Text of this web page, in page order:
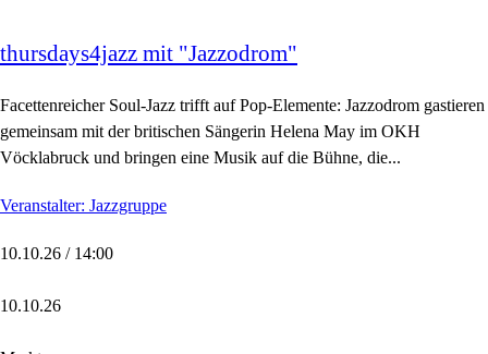
thursdays4jazz mit "Jazzodrom"
Facettenreicher Soul-Jazz trifft auf Pop-Elemente: Jazzodrom gastieren
gemeinsam mit der britischen Sängerin Helena May im OKH
Vöcklabruck und bringen eine Musik auf die Bühne, die...
Veranstalter: Jazzgruppe
10.10.26 / 14:00
10.10.26